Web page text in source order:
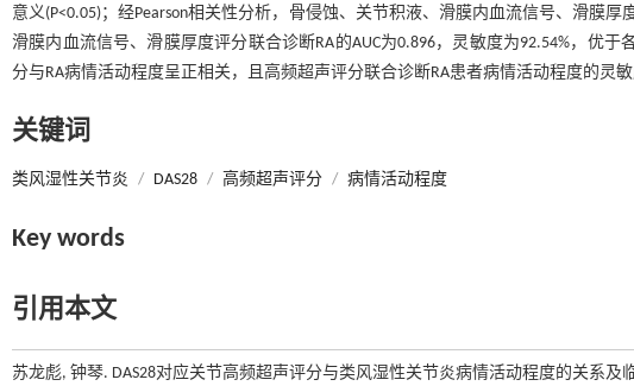
意义(P<0.05)；经Pearson相关性分析，骨侵蚀、关节积液、滑膜内血流信号、滑膜厚
滑膜内血流信号、滑膜厚度评分联合诊断RA的AUC为0.896，灵敏度为92.54%，优
分与RA病情活动程度呈正相关，且高频超声评分联合诊断RA患者病情活动程度的灵
关键词
类风湿性关节炎 / DAS28 / 高频超声评分 / 病情活动程度
Key words
引用本文
苏龙彪, 钟琴. DAS28对应关节高频超声评分与类风湿性关节炎病情活动程度的关系及